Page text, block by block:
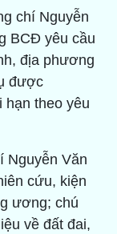
chí Nguyễn
BCĐ yêu cầu
địa phương
được
hạn theo yêu
Nguyễn Văn
cứu, kiện
ương; chú
về đất đai,